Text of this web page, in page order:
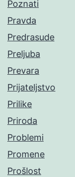
Poznati
Pravda
Predrasude
Preljuba
Prevara
Prijateljstvo
Prilike
Priroda
Problemi
Promene
Prošlost